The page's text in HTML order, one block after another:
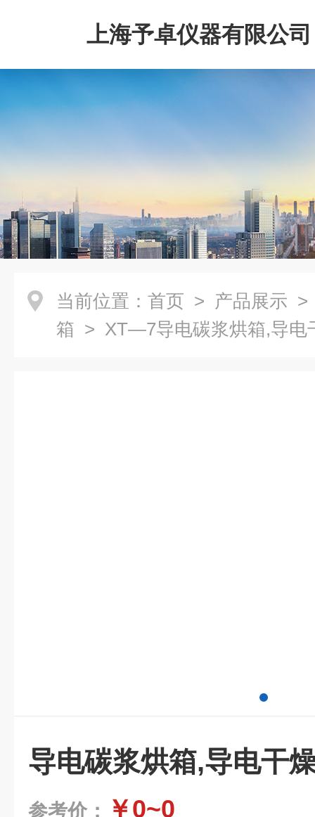
上海予卓仪器有限公司
当前位置： 首页 > 产品展示
箱 > XT—7导电碳浆烘箱,导电
导电碳浆烘箱,导电干
参考价： ￥0~0